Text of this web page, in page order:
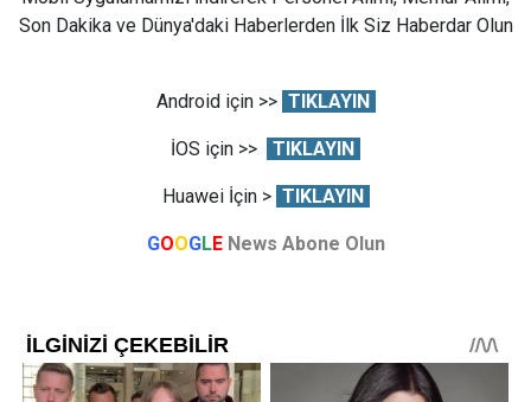
Son Dakika ve Dünya'daki Haberlerden İlk Siz Haberdar Olun
Android için >> TIKLAYIN
İOS için >> TIKLAYIN
Huawei İçin > TIKLAYIN
GOOGLE News Abone Olun